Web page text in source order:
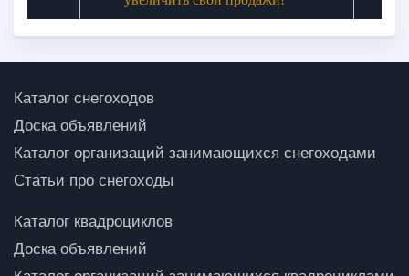
Каталог снегоходов
Доска объявлений
Каталог организаций занимающихся снегоходами
Статьи про снегоходы
Каталог квадроциклов
Доска объявлений